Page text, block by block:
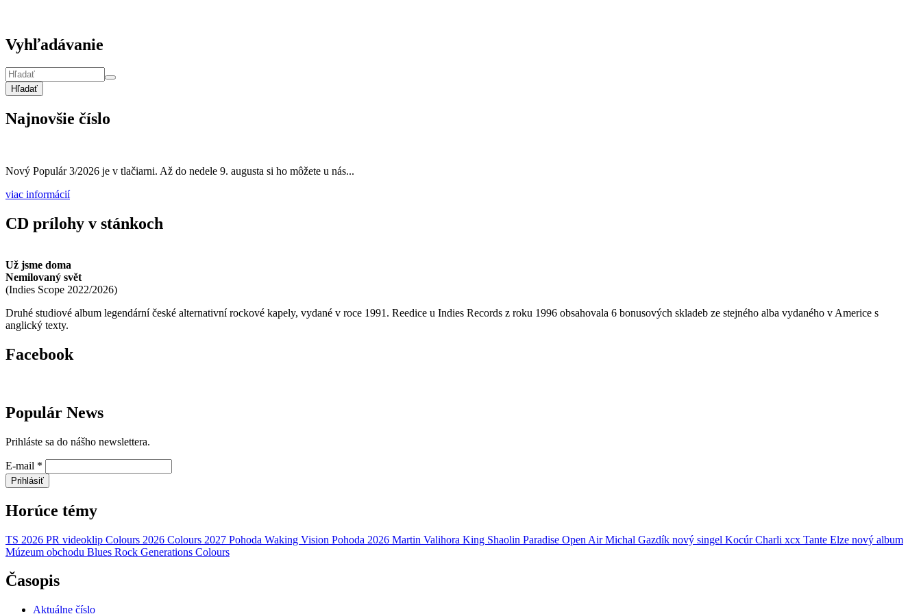
Vyhľadávanie
Hľadať
Najnovšie číslo
Nový Populár 3/2026 je v tlačiarni. Až do nedele 9. augusta si ho môžete u nás...
viac informácií
CD prílohy v stánkoch
Už jsme doma
Nemilovaný svět
(Indies Scope 2022/2026)
Druhé studiové album legendární české alternativní rockové kapely, vydané v roce 1991. Reedice u Indies Records z roku 1996 obsahovala 6 bonusových skladeb ze stejného alba vydaného v Americe s
anglický texty.
Facebook
Populár News
Prihláste sa do nášho newslettera.
E-mail *
Prihlásiť
Horúce témy
TS 2026 PR videoklip Colours 2026 Colours 2027 Pohoda Waking Vision Pohoda 2026 Martin Valihora King Shaolin Paradise Open Air Michal Gazdík nový singel Kocúr Charli xcx Tante Elze nový album
Múzeum obchodu Blues Rock Generations Colours
Časopis
Aktuálne číslo